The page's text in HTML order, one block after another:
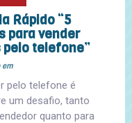
Rápido “5
para vender
pelo telefone”
em
pelo telefone é
um desafio, tanto
quanto para